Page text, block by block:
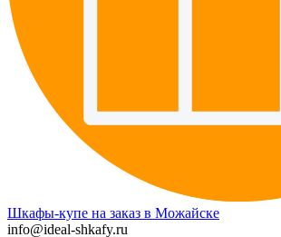
Шкафы-купе на заказ в Можайске
info@ideal-shkafy.ru